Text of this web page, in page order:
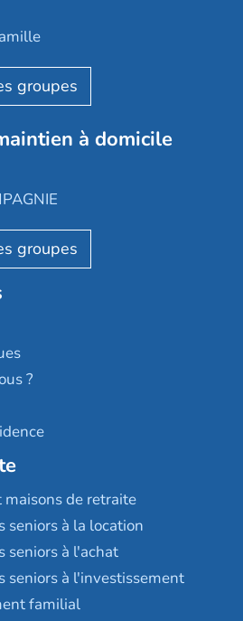
Villa Médicis
à domicile
?
maisons de retraite
seniors à la location
seniors à l'achat
seniors à l'investissement
familial